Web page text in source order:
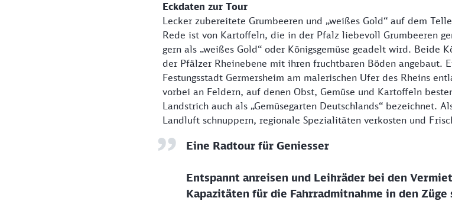
Eckdaten zur Tour
Lecker zubereitete Grumbeeren und „weißes Gold“ auf dem
Rede ist von Kartoffeln, die in der Pfalz liebevoll Grumbeeren
gern als „weißes Gold“ oder Königsgemüse geadelt wird. Beide
der Pfälzer Rheinebene mit ihren fruchtbaren Böden angebaut.
Festungsstadt Germersheim am malerischen Ufer des Rheins
vorbei an Feldern, auf denen Obst, Gemüse und Kartoffeln
Landstrich auch als „Gemüsegarten Deutschlands“ bezeichnet.
Landluft schnuppern, regionale Spezialitäten verkosten und
Eine Radtour für Geniesser
Entspannt anreisen und Leihräder bei den
Kapazitäten für die Fahrradmitnahme in den